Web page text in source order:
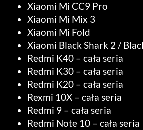
Xiaomi Mi CC9 Pro
Xiaomi Mi Mix 3
Xiaomi Mi Fold
Xiaomi Black Shark 2 /
Redmi K40 – cała seria
Redmi K30 – cała seria
Redmi K20 – cała seria
Rexmi 10X – cała seria
Redmi 9 – cała seria
Redmi Note 10 – cała seria